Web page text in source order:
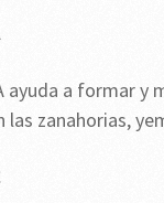
ayuda a formar y
las zanahorias,